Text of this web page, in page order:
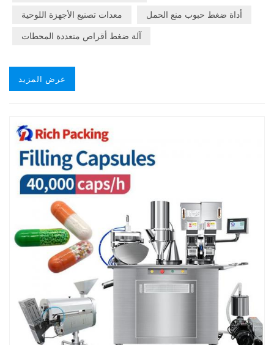
شكل دائري | حلقة | متعدد الألوان | أقراص ذات أشكال مختلفة
معدات تصنيع الأجهزة اللوحية
أداة ضغط حبوب منع الحمل
آلة ضغط أقراص متعددة المحطات
عرض المزيد